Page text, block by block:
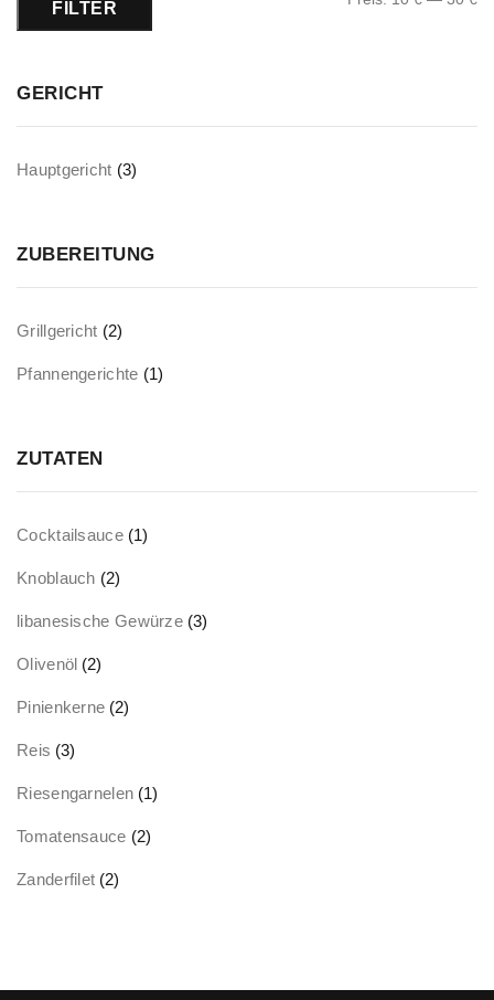
FILTER
GERICHT
Hauptgericht (3)
ZUBEREITUNG
Grillgericht (2)
Pfannengerichte (1)
ZUTATEN
Cocktailsauce (1)
Knoblauch (2)
libanesische Gewürze (3)
Olivenöl (2)
Pinienkerne (2)
Reis (3)
Riesengarnelen (1)
Tomatensauce (2)
Zanderfilet (2)